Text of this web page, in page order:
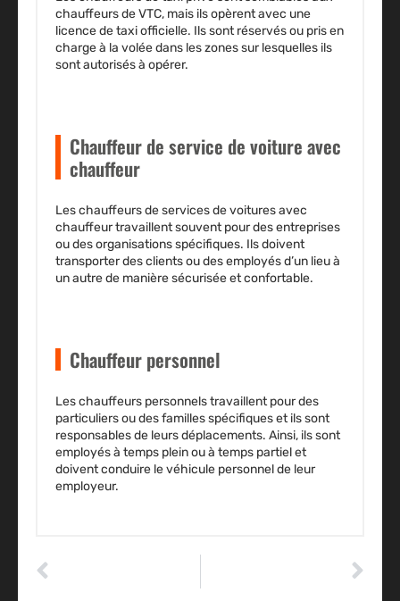
chauffeurs de VTC, mais ils opèrent avec une
licence de taxi officielle. Ils sont réservés ou pris en
charge à la volée dans les zones sur lesquelles ils
sont autorisés à opérer.
Chauffeur de service de voiture avec
chauffeur
Les chauffeurs de services de voitures avec
chauffeur travaillent souventpour des entreprises
ou des organisations spécifiques. Ils doivent
transporter des clients ou des employés d’un lieu à
un autre de manière sécurisée et confortable.
Chauffeur personnel
Les chauffeurs personnels travaillentpour des
particuliers ou des familles spécifiqueset ils sont
responsables de leurs déplacements. Ainsi, ils sont
employés à temps plein ou à temps partiel et
doivent conduire le véhicule personnel de leur
employeur.